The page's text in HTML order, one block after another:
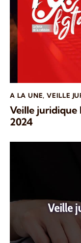
A LA UNE,VEILLE
Veille juridique
2024